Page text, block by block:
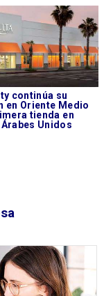
continúa su
en Oriente Medio
tienda en
Unidos